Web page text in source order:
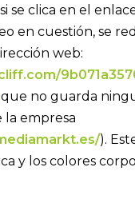
se clica en el
en cuestión, se
web:
que no guarda
la empresa
).
y los colores